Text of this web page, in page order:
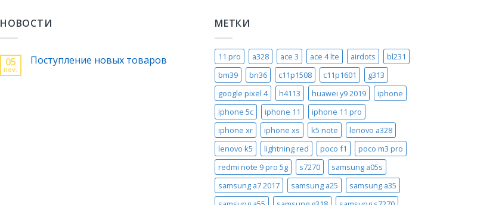
НОВОСТИ
05
nov.
Поступление новых товаров
МЕТКИ
11 pro a328 ace 3 ace 4 lte airdots
bl231
bm39
bn36 c11p1508 c11p1601
g313
google pixel 4
h4113 huawei y9 2019
iphone
iphone 5c
iphone 11
iphone 11 pro
iphone xr
iphone xs k5 note
lenovo a328
lenovo k5
lightning red poco f1
poco m3 pro
redmi note 9 pro 5g
s7270
samsung a05s
samsung a7 2017
samsung a25
samsung a35